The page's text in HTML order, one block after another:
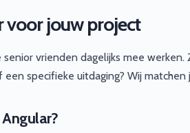
voor jouw project
senior vrienden dagelijks mee
specifieke uitdaging? Wij